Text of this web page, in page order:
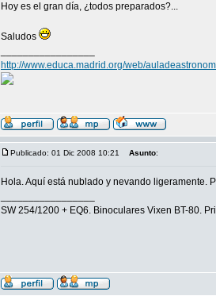
Hoy es el gran día, ¿todos preparados?...
Saludos
http://www.educa.madrid.org/web/
Publicado: 01 Dic 2008 10:21 Asunto:
Hola. Aquí está nublado y nevando ligeramente.
SW 254/1200 + EQ6. Binoculares Vixen BT-80.